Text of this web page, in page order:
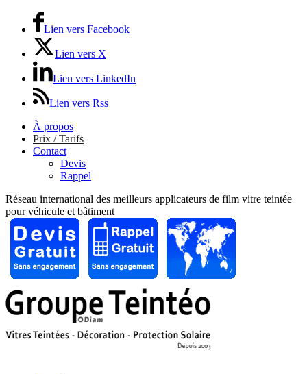
Lien vers Facebook
Lien vers X
Lien vers LinkedIn
Lien vers Rss
À propos
Prix / Tarifs
Contact
Devis
Rappel
Réseau international des meilleurs applicateurs de film vitre teintée
pour véhicule et bâtiment